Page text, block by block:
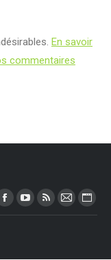
En savoir
commentaires
Facebook
YouTubeRSS Mail Site